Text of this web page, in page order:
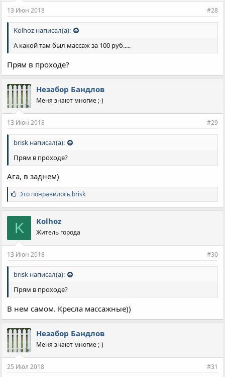
13 Июн 2018 #28
Kolhoz написал(а):
А какой там был массаж за 100 руб.....
Прям в проходе?
Незабор Бандлов
Меня знают многие ;-)
13 Июн 2018 #29
brisk написал(а):
Прям в проходе?
Ага, в заднем)
С
и
м
п
а
т
и
:
Это понравилось brisk
K Kolhoz
Житель города
13 Июн 2018 #30
brisk написал(а):
Прям в проходе?
В нем самом. Кресла массажные))
Незабор Бандлов
Меня знают многие ;-)
25 Июл 2018 #31